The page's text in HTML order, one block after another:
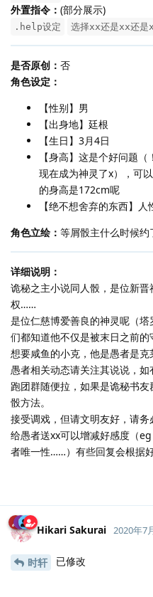
外置指令： (部分展示)
.help设定 选择xx还是xx还是
是否原创： 否
角色设定：
【性别】男
【出身地】廷根
【生日】3月4日
【身高】这是个好问题
现在成为神灵了x），可
的身高是172cm呢
【绝不想舍弃的东西】人
角色立绘： 等屑骰主什么时候约
详细说明：
诡秘之主小说同人骰，是位新
权……
是位仁慈博爱善良的神灵呢（
们都知道他不仅是被末日之前
想要咸鱼的小克，他是愚者是克
愚者相关动态请关注其说说，如
跑团群随便拉，如果是诡秘书
骰方法。
接受调戏，但请文明友好，请务
给愚者送xx可以增减好感度（
者唯一性……）有些回复会根据
Hikari Sakurai 2020年7
时轩 已修改